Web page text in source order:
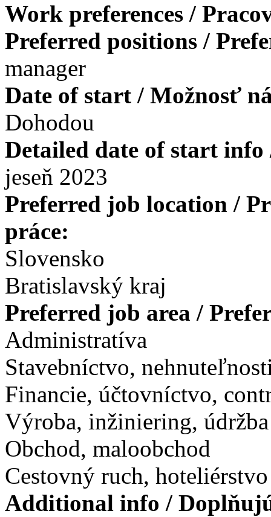
Work preferences /
Preferred positions /
manager
Date of start / Možnosť
Dohodou
Detailed date of start
jeseň 2023
Preferred job location /
práce:
Slovensko
Bratislavský kraj
Preferred job area /
Administratíva
Stavebníctvo,
Financie, účtovníctvo,
Výroba, inžiniering, údržba
Obchod, maloobchod
Cestovný ruch, hoteliérstvo
Additional info /